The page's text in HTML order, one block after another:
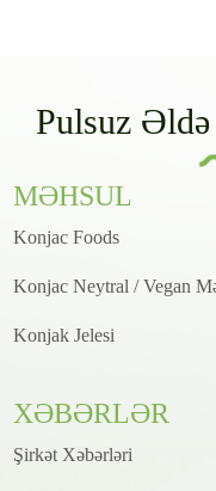
Pulsuz
MƏHSUL
Konjac Foods
Konjac Neytral / Vegan
Konjak Jelesi
XƏBƏRLƏR
Şirkət Xəbərləri